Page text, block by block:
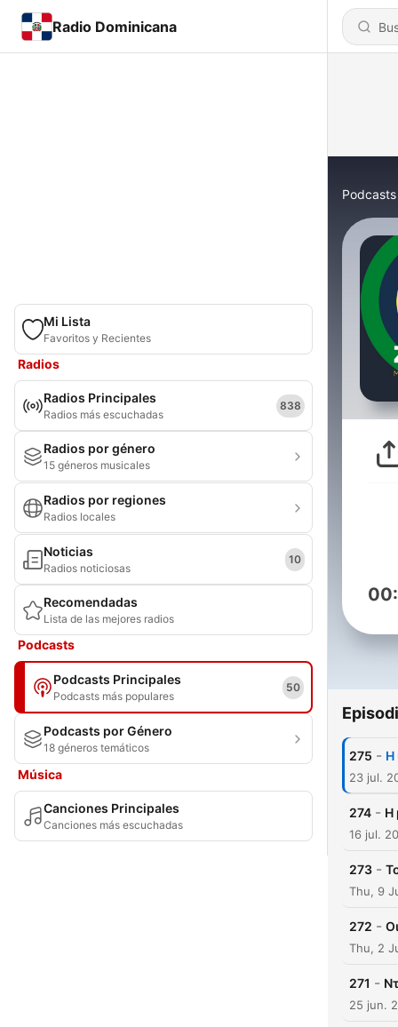
Radio Dominicana
Mi Lista
Favoritos y Recientes
Radios
Radios Principales
Radios más escuchadas
838
Radios por género
15 géneros musicales
Radios por regiones
Radios locales
Noticias
Radios noticiosas
10
Recomendadas
Lista de las mejores radios
Podcasts
Podcasts Principales
Podcasts más populares
50
Podcasts por Género
18 géneros temáticos
Música
Canciones Principales
Canciones más escuchadas
Podcasts
275 - Η
23 jul.
274 - Η
16 jul.
273 -
Thu, 9
272 -
Thu, 2
271 -
25 jun.